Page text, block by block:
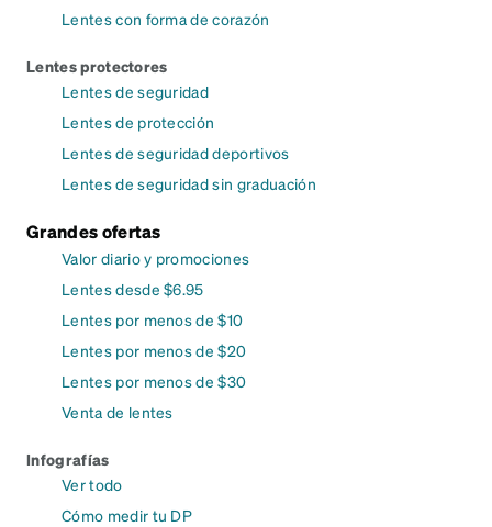
Lentes con forma de corazón
Lentes protectores
Lentes de seguridad
Lentes de protección
Lentes de seguridad deportivos
Lentes de seguridad sin graduación
Grandes ofertas
Valor diario y promociones
Lentes desde $6.95
Lentes por menos de $10
Lentes por menos de $20
Lentes por menos de $30
Venta de lentes
Infografías
Ver todo
Cómo medir tu DP